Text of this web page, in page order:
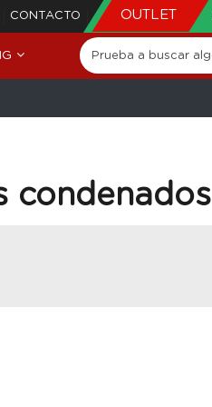
CONTACTO OUTLET
condenados